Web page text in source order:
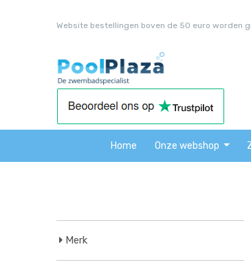
Website bestellingen boven de 50 euro worden
Home Onze webshop
Merk